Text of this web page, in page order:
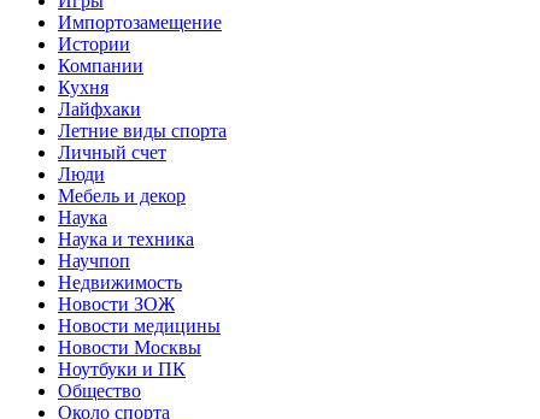
Импортозамещение
Истории
Компании
Кухня
Лайфхаки
Летние виды спорта
Личный счет
Люди
Мебель и декор
Наука
Наука и техника
Научпоп
Недвижимость
Новости ЗОЖ
Новости медицины
Новости Москвы
Ноутбуки и ПК
Общество
Около спорта